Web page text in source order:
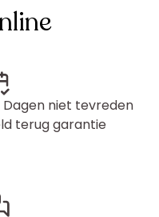
Dagen niet tevreden
terug garantie